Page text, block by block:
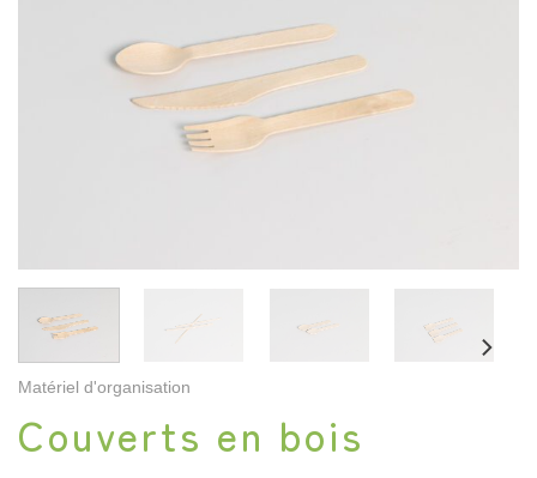
Matériel d'organisation
Couverts en bois